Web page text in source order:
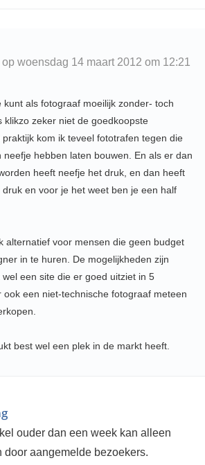
woensdag 14 maart 2012 om 12:21
kunt als fotograaf moeilijk zonder- toch
klikzo zeker niet de goedkoopste
kom ik teveel fototrafen tegen die
hebben laten bouwen. En als er dan
heeft neefje het druk, en dan heeft
en voor je het weet ben je een half
alternatief voor mensen die geen budget
in te huren. De mogelijkheden zijn
een site die er goed uitziet in 5
ook een niet-technische fotograaf meteen
best wel een plek in de markt heeft.
ouder dan een week kan alleen
door aangemelde bezoekers.